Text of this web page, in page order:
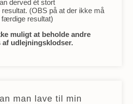
derved ét stort
(OBS på at der ikke må
resultat)
muligt at beholde andre
af udlejningsklodser.
man lave til min